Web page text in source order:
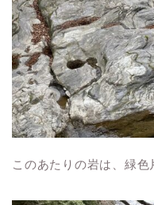
このあたりの岩は、緑色